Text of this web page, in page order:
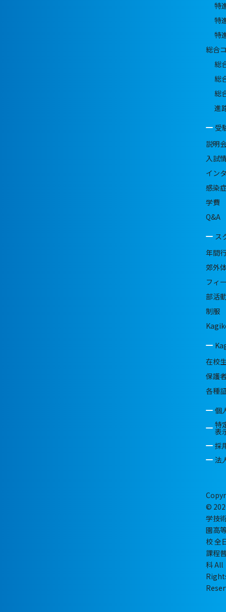
特
特
特
総合
総
総
総
進
受
説明
入試
イン
感染
学費
Q&A
ス
年間
郊外
フィ
部活
制服
在校
保護
各種
個
特
表
採
法
©
学技
園高
校 全
課程
科 All